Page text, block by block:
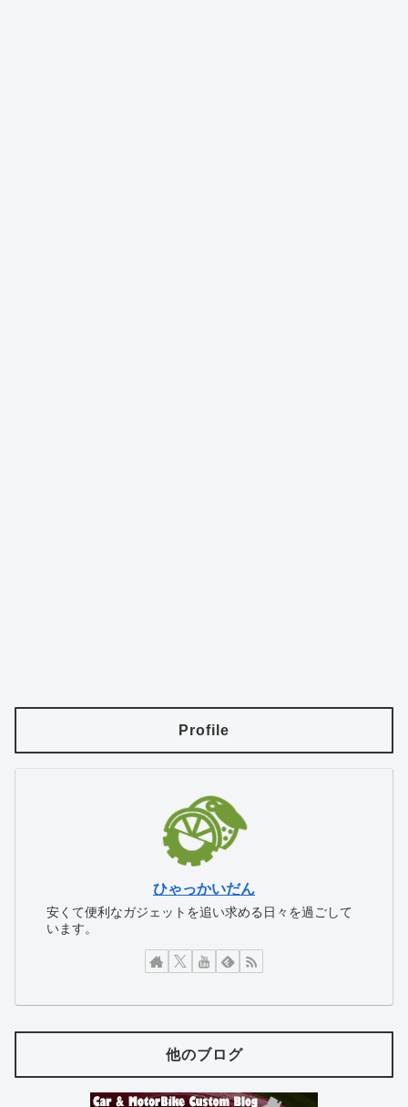
Profile
ひゃっかいだん
安くて便利なガジェットを追い求める日々を過ごして
います。
他のブログ